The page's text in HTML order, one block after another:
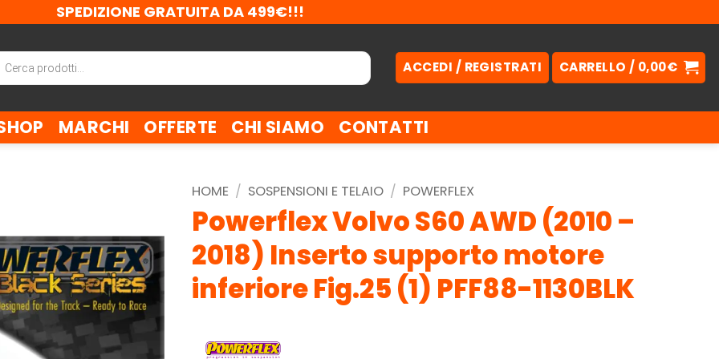
SPEDIZIONE GRATUITA DA 499€!!!
ACCEDI / REGISTRATI CARRELLO / 0,00€
MARCHI OFFERTE CHI SIAMO CONTATTI
HOME / SOSPENSIONI E TELAIO / POWERFLEX
Powerflex Volvo S60 AWD (2010 –
2018) Inserto supporto motore
inferiore Fig.25 (1) PFF88-1130BLK